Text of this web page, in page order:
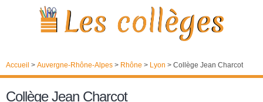
Accueil > Auvergne-Rhône-Alpes > Rhône > Lyon > Collège Jean Charcot
Collège Jean Charcot